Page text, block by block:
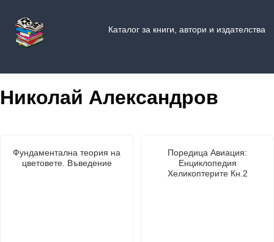
Каталог за книги, автори и издателства
Николай Александров
Фундаментална теория на
цветовете. Въведение
Поредица Авиация:
Енциклопедия
Хеликоптерите Кн.2